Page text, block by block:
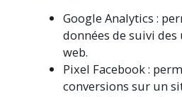
Google Analytics :
données de suivi
web.
Pixel Facebook :
conversions sur un